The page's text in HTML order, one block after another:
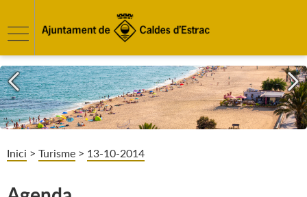
Inici > Turisme > 13-10-2014